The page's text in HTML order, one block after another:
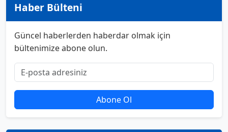
Haber Bülteni
Güncel haberlerden haberdar olmak için
bültenimize abone olun.
Abone Ol